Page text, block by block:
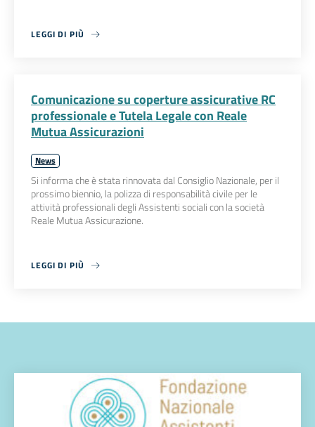
LEGGI DI PIÙ
Comunicazione su coperture assicurative RC
professionale e Tutela Legale con Reale
Mutua Assicurazioni
News
Si informa che è stata rinnovata dal Consiglio Nazionale, per il
prossimo biennio, la polizza di responsabilità civile per le
attività professionali degli Assistenti sociali con la società
Reale Mutua Assicurazione.
LEGGI DI PIÙ